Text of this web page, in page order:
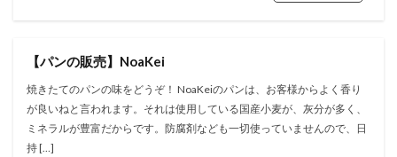
【パンの販売】NoaKei
焼きたてのパンの味をどうぞ！ NoaKeiのパンは、お客様からよく香り
が良いねと言われます。それは使用している国産小麦が、灰分が多く、
ミネラルが豊富だからです。防腐剤なども一切使っていませんので、日
持 […]